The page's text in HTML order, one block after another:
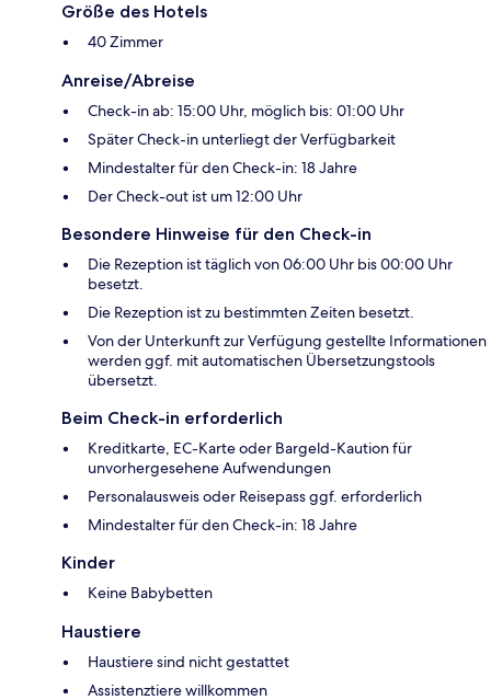
Größe des Hotels
40 Zimmer
Anreise/Abreise
Check-in ab: 15:00 Uhr, möglich bis: 01:00 Uhr
Später Check-in unterliegt der Verfügbarkeit
Mindestalter für den Check-in: 18 Jahre
Der Check-out ist um 12:00 Uhr
Besondere Hinweise für den Check-in
Die Rezeption ist täglich von 06:00 Uhr bis 00:00 Uhr
besetzt.
Die Rezeption ist zu bestimmten Zeiten besetzt.
Von der Unterkunft zur Verfügung gestellte Informationen
werden ggf. mit automatischen Übersetzungstools
übersetzt.
Beim Check-in erforderlich
Kreditkarte, EC-Karte oder Bargeld-Kaution für
unvorhergesehene Aufwendungen
Personalausweis oder Reisepass ggf. erforderlich
Mindestalter für den Check-in: 18 Jahre
Kinder
Keine Babybetten
Haustiere
Haustiere sind nicht gestattet
Assistenztiere willkommen